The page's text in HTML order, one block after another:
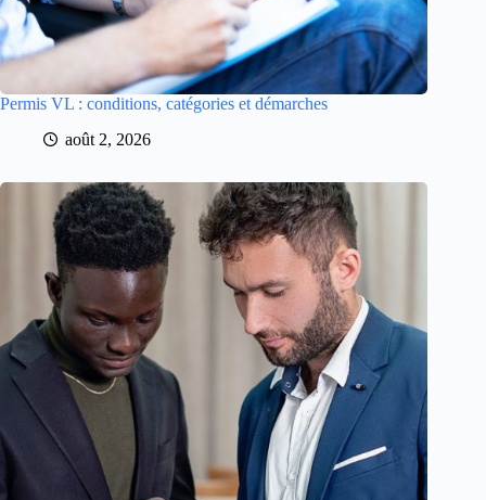
Permis VL : conditions, catégories et démarches
août 2, 2026